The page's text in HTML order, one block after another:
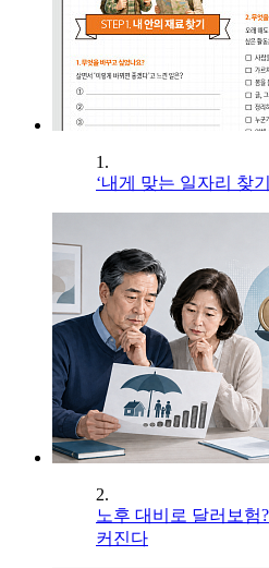
1.
‘내게 맞는 일자리 찾
2.
노후 대비로 달러보험
커진다